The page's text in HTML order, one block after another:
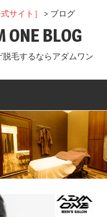
サイト］ > ブログ
ONE BLOG
毛するならアダムワン